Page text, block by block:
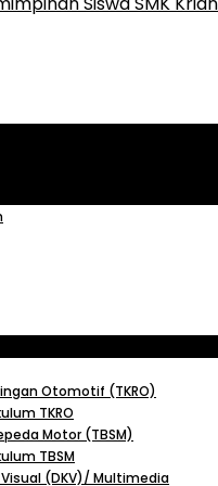
Otomotif (TKRO)
TKRO
Motor (TBSM)
TBSM
(DKV)/ Multimedia